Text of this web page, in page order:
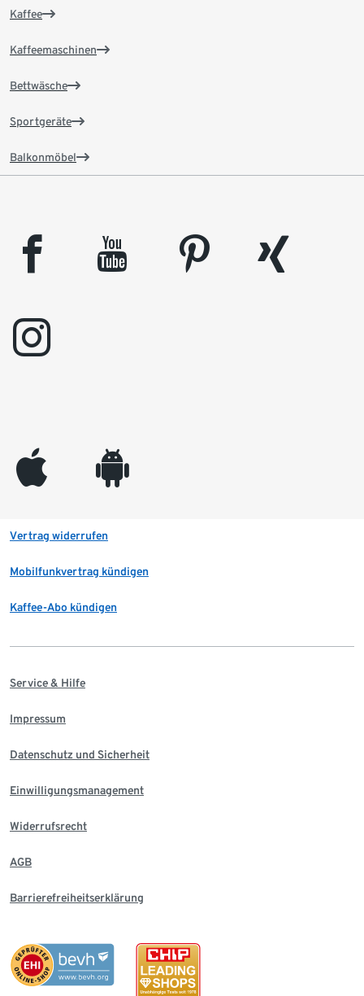
Kaffee
Kaffeemaschinen
Bettwäsche
Sportgeräte
Balkonmöbel
facebook youtube pinterest
xing
instagram
appleinc android
Vertrag widerrufen
Mobilfunkvertrag kündigen
Kaffee-Abo kündigen
Service & Hilfe
Impressum
Datenschutz und Sicherheit
Einwilligungsmanagement
Widerrufsrecht
AGB
Barrierefreiheitserklärung